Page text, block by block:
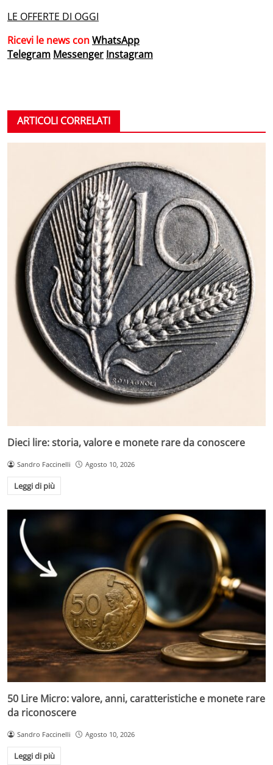
LE OFFERTE DI OGGI
Ricevi le news conWhatsApp
Telegram Messenger Instagram
ARTICOLI CORRELATI
Dieci lire: storia, valore e monete rare da conoscere
Sandro Faccinelli Agosto 10, 2026
Leggi di più
50 Lire Micro: valore, anni, caratteristiche e monete rare
da riconoscere
Sandro Faccinelli Agosto 10, 2026
Leggi di più